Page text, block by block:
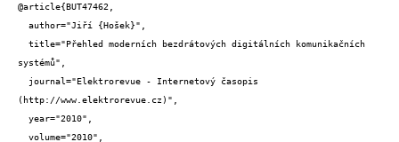
@article{BUT47462,
systémů",
(http://www.elektrorevue.cz)",